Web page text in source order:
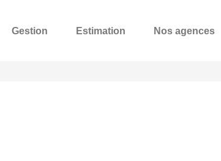
Gestion Estimation Nos agences